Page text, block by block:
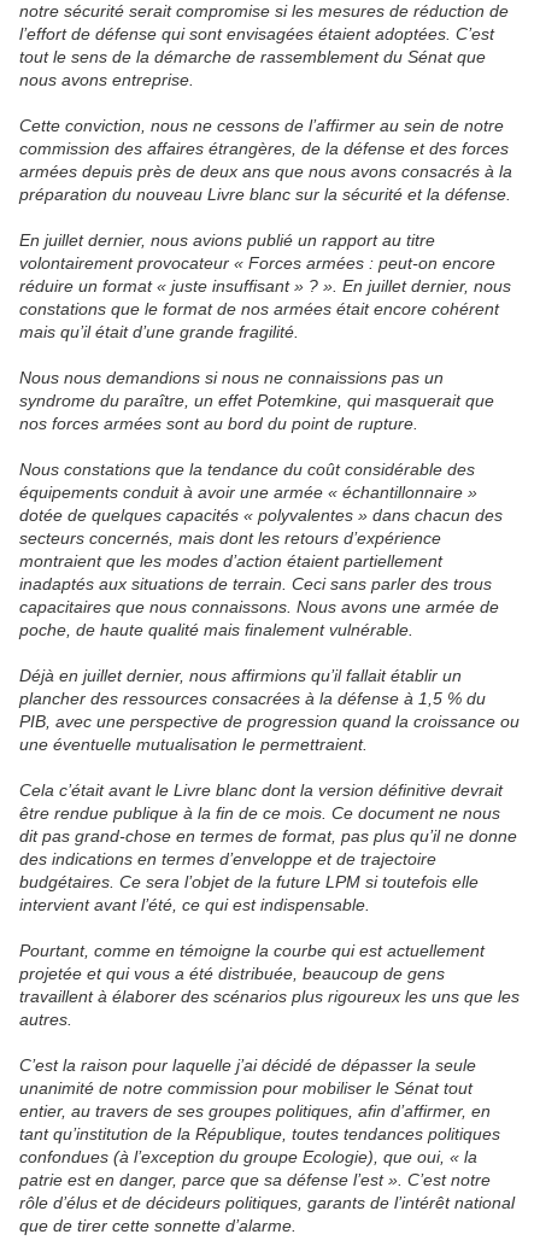
notre sécurité serait compromise si les mesures de réduction de
l’effort de défense qui sont envisagées étaient adoptées. C’est
tout le sens de la démarche de rassemblement du Sénat que
nous avons entreprise.
Cette conviction, nous ne cessons de l’affirmer au sein de notre
commission des affaires étrangères, de la défense et des forces
armées depuis près de deux ans que nous avons consacrés à la
préparation du nouveau Livre blanc sur la sécurité et la défense.
En juillet dernier, nous avions publié un rapport au titre
volontairement provocateur « Forces armées : peut-on encore
réduire un format « juste insuffisant » ? ». En juillet dernier, nous
constations que le format de nos armées était encore cohérent
mais qu’il était d’une grande fragilité.
Nous nous demandions si nous ne connaissions pas un
syndrome du paraître, un effet Potemkine, qui masquerait que
nos forces armées sont au bord du point de rupture.
Nous constations que la tendance du coût considérable des
équipements conduit à avoir une armée « échantillonnaire »
dotée de quelques capacités « polyvalentes » dans chacun des
secteurs concernés, mais dont les retours d’expérience
montraient que les modes d’action étaient partiellement
inadaptés aux situations de terrain. Ceci sans parler des trous
capacitaires que nous connaissons. Nous avons une armée de
poche, de haute qualité mais finalement vulnérable.
Déjà en juillet dernier, nous affirmions qu’il fallait établir un
plancher des ressources consacrées à la défense à 1,5 % du
PIB, avec une perspective de progression quand la croissance ou
une éventuelle mutualisation le permettraient.
Cela c’était avant le Livre blanc dont la version définitive devrait
être rendue publique à la fin de ce mois. Ce document ne nous
dit pas grand-chose en termes de format, pas plus qu’il ne donne
des indications en termes d’enveloppe et de trajectoire
budgétaires. Ce sera l’objet de la future LPM si toutefois elle
intervient avant l’été, ce qui est indispensable.
Pourtant, comme en témoigne la courbe qui est actuellement
projetée et qui vous a été distribuée, beaucoup de gens
travaillent à élaborer des scénarios plus rigoureux les uns que les
autres.
C’est la raison pour laquelle j’ai décidé de dépasser la seule
unanimité de notre commission pour mobiliser le Sénat tout
entier, au travers de ses groupes politiques, afin d’affirmer, en
tant qu’institution de la République, toutes tendances politiques
confondues (à l’exception du groupe Ecologie), que oui, « la
patrie est en danger, parce que sa défense l’est ». C’est notre
rôle d’élus et de décideurs politiques, garants de l’intérêt national
que de tirer cette sonnette d’alarme.